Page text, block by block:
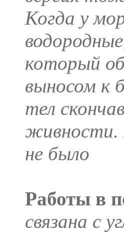
Когда у
который
выносом к
тел
живности.
не было
Работы в
связана с